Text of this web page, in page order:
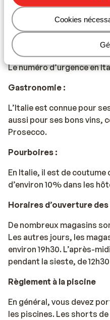
Cookies
représentant local
En Italie continentale,
Numéro d’urgence :
Le numéro d’urgence en
Gastronomie :
L’Italie est connue pour
aussi pour ses bons vins,
Prosecco.
Pourboires :
En Italie, il est de
d’environ 10% dans les
Horaires d’ouverture des
De nombreux magasins
Les autres jours, les
environ 19h30. L’après-
pendant la sieste, de 12h30
Règlement à la piscine
En général, vous devez
les piscines. Les shorts